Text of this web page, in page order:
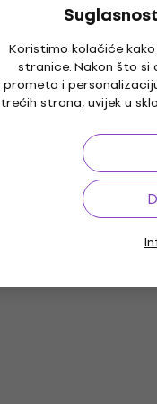
Koristimo kolačiće
stranice. Nakon što si
prometa i
trećih strana, uvijek u